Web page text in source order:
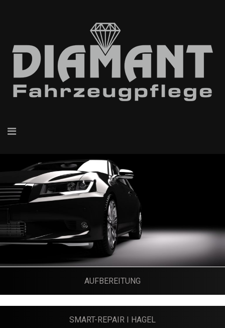
AUFBEREITUNG
SMART-REPAIR I HAGEL